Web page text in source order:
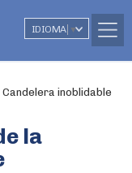
IDIOMA ▼
inoblidable
la